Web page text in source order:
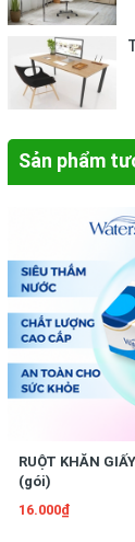
Sản phẩm
RUỘT KHĂN
(gói)
16.000₫